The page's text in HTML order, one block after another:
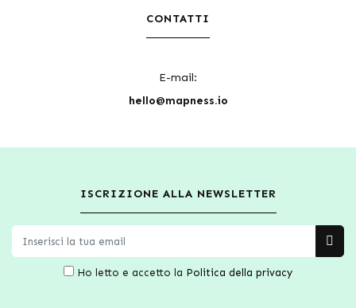
CONTATTI
E-mail:
hello@mapness.io
ISCRIZIONE ALLA NEWSLETTER
Ho letto e accetto la Politica della privacy